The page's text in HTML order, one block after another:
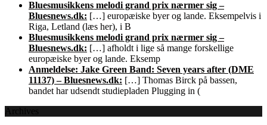
Bluesmusikkens melodi grand prix nærmer sig –
Bluesnews.dk: […] europæiske byer og lande. Eksempelvis i
Riga, Letland (læs her), i B
Bluesmusikkens melodi grand prix nærmer sig –
Bluesnews.dk: […] afholdt i lige så mange forskellige
europæiske byer og lande. Eksemp
Anmeldelse: Jake Green Band: Seven years after (DME
11137) – Bluesnews.dk: […] Thomas Birck på bassen,
bandet har udsendt studiepladen Plugging in (
Archives